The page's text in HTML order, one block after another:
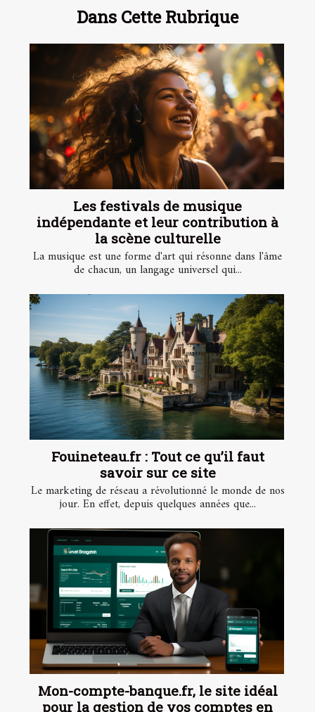
Dans Cette Rubrique
Les festivals de musique
indépendante et leur contribution à
la scène culturelle
La musique est une forme d'art qui résonne dans l'âme
de chacun, un langage universel qui...
Fouineteau.fr : Tout ce qu’il faut
savoir sur ce site
Le marketing de réseau a révolutionné le monde de nos
jour. En effet, depuis quelques années que...
Mon-compte-banque.fr, le site idéal
pour la gestion de vos comptes en